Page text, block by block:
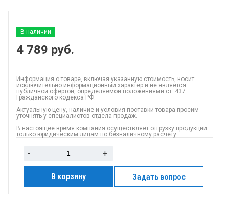
В наличии
4 789 руб.
Информация о товаре, включая указанную стоимость, носит
исключительно информационный характер и не является
публичной офертой, определяемой положениями ст. 437
Гражданского кодекса РФ.
Актуальную цену, наличие и условия поставки товара просим
уточнять у специалистов отдела продаж.
В настоящее время компания осуществляет отгрузку продукции
только юридическим лицам по безналичному расчету.
- +
В корзину Задать вопрос